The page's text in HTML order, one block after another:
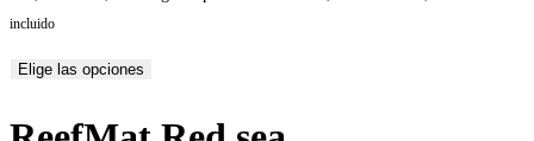
incluido
Elige las opciones